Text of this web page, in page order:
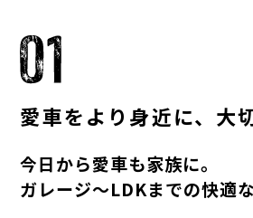
愛車をより身近に、 大
今日から愛車も家族に。
ガレージ～LDKまでの快適な